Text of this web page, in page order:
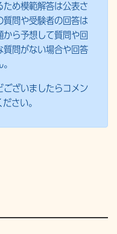
め模範解答は公表さ
質問や受験者の回答は
ら予想して質問や回
質問がない場合や回答
ございましたらコメン
さい。